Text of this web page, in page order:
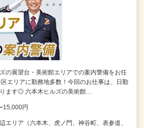
ズの展望台・美術館エリアでの案内警備をお任
エリアに勤務地多数！今回のお仕事は、日勤
ます◎ 六本木ヒルズの美術館…
15,000円
エリア（六本木、虎ノ門、神谷町、表参道、